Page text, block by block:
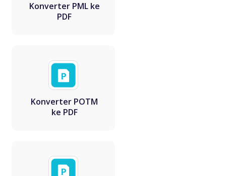
Konverter PML ke
PDF
Konverter POTM
ke PDF